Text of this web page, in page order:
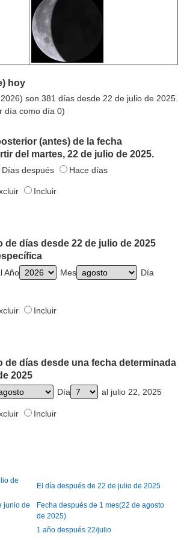
hoy
son 381 días desde 22 de julio de 2025.
día como día 0)
(antes) de la fecha
del martes, 22 de julio de 2025.
Días después Hace días
Incluir
de días desde 22 de julio de 2025
Año Mes Día
Incluir
de días desde una fecha determinada
2025
Día al julio 22, 2025
Incluir
de
El día después de 22 de julio de 2025
junio de
Fecha después de 1 mes(22 de agosto
de 2025)
1 año después 22/julio